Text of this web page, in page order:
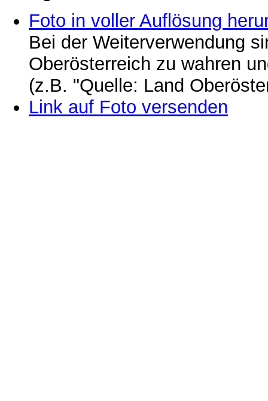
Foto in voller Auflösung
Bei der Weiterverwendung
Oberösterreich zu wahren
(z.B. "Quelle: Land
Link auf Foto versenden